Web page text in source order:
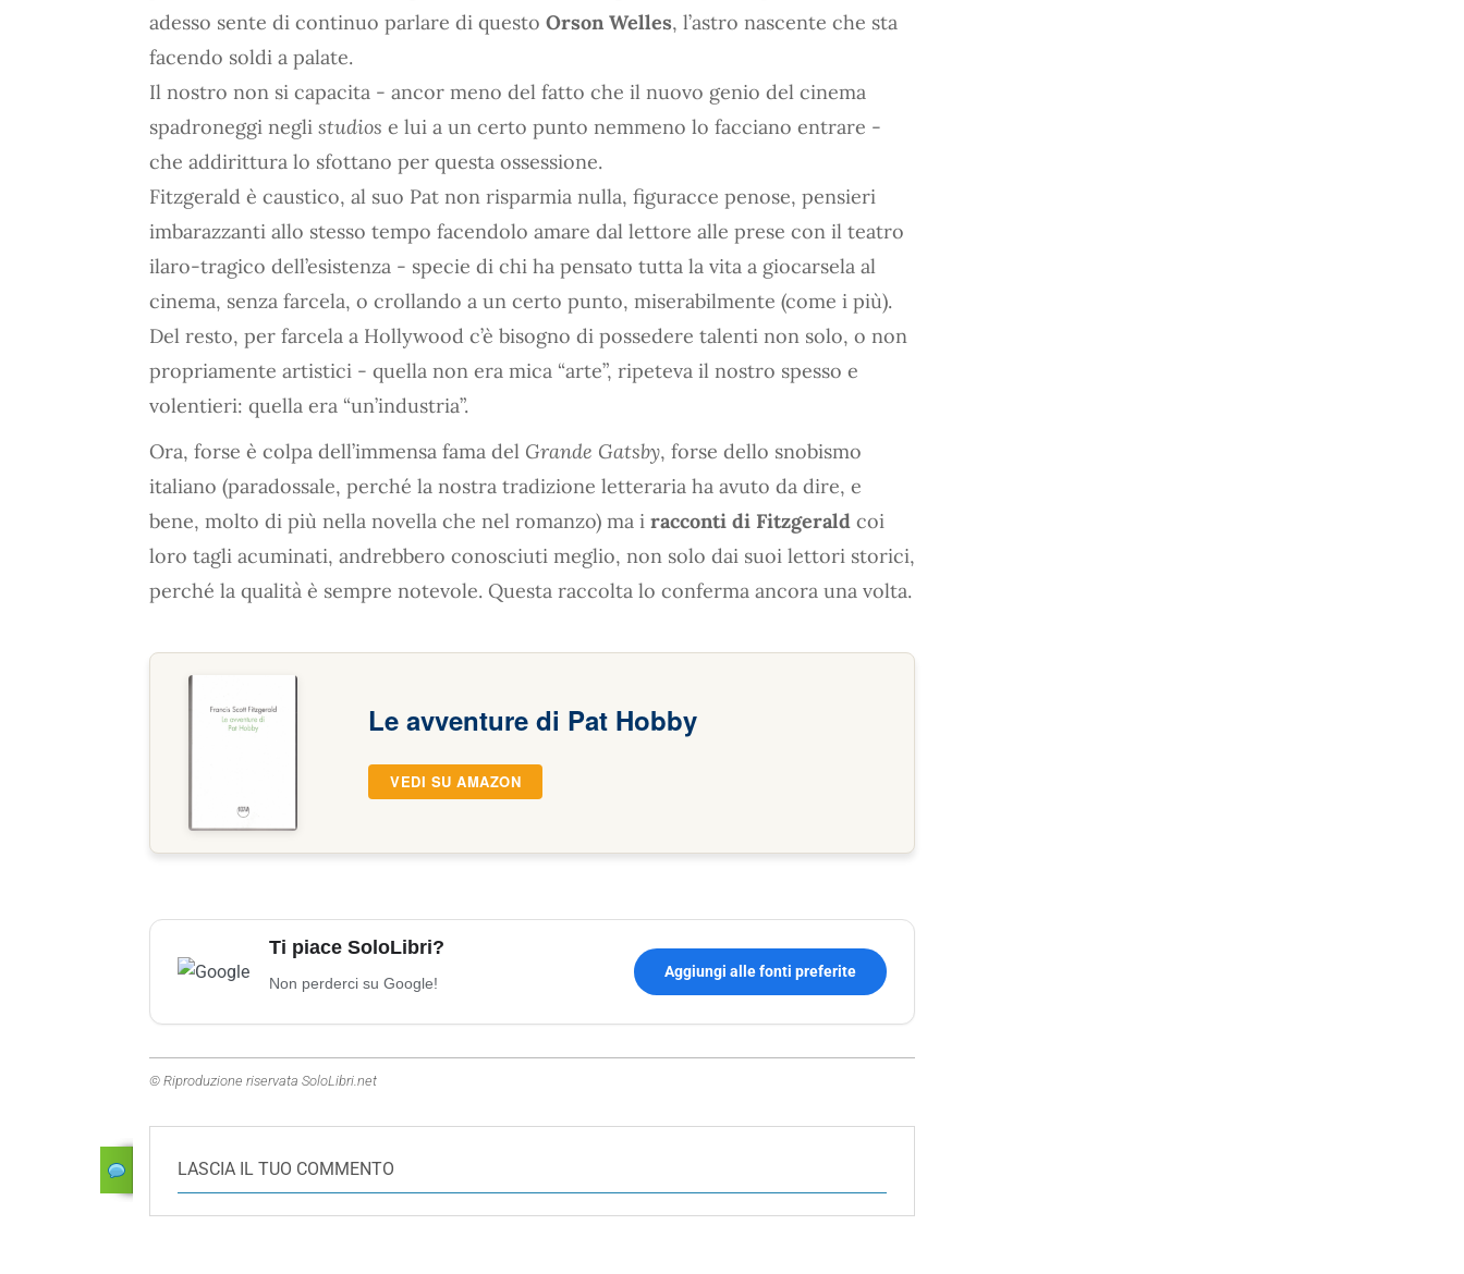
adesso sente di continuo parlare di questo Orson Welles, l’astro nascente che sta
facendo soldi a palate.
Il nostro non si capacita - ancor meno del fatto che il nuovo genio del cinema
spadroneggi negli studios e lui a un certo punto nemmeno lo facciano entrare -
che addirittura lo sfottano per questa ossessione.
Fitzgerald è caustico, al suo Pat non risparmia nulla, figuracce penose, pensieri
imbarazzanti allo stesso tempo facendolo amare dal lettore alle prese con il teatro
ilaro-tragico dell’esistenza - specie di chi ha pensato tutta la vita a giocarsela al
cinema, senza farcela, o crollando a un certo punto, miserabilmente (come i più).
Del resto, per farcela a Hollywood c’è bisogno di possedere talenti non solo, o non
propriamente artistici - quella non era mica “arte”, ripeteva il nostro spesso e
volentieri: quella era “un’industria”.
Ora, forse è colpa dell’immensa fama del Grande Gatsby, forse dello snobismo
italiano (paradossale, perché la nostra tradizione letteraria ha avuto da dire, e
bene, molto di più nella novella che nel romanzo) ma i racconti di Fitzgerald coi
loro tagli acuminati, andrebbero conosciuti meglio, non solo dai suoi lettori storici,
perché la qualità è sempre notevole. Questa raccolta lo conferma ancora una volta.
Le avventure di Pat Hobby
VEDI SU AMAZON
Ti piace SoloLibri?
Non perderci su Google!
Aggiungi alle fonti preferite
© Riproduzione riservata SoloLibri.net
LASCIA IL TUO COMMENTO